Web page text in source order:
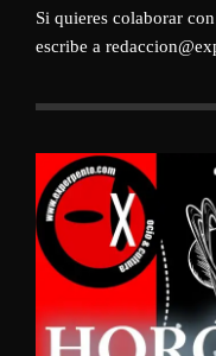
Si quieres colaborar
escribe a